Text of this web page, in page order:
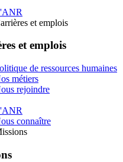
et emplois
et emplois
de ressources humaines
métiers
rejoindre
connaître